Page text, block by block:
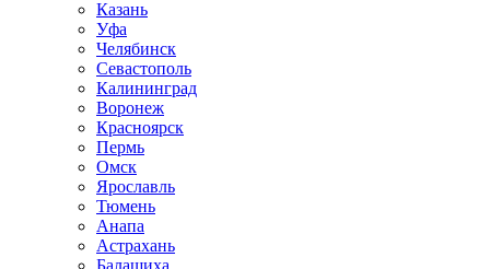
Казань
Уфа
Челябинск
Севастополь
Калининград
Воронеж
Красноярск
Пермь
Омск
Ярославль
Тюмень
Анапа
Астрахань
Балашиха